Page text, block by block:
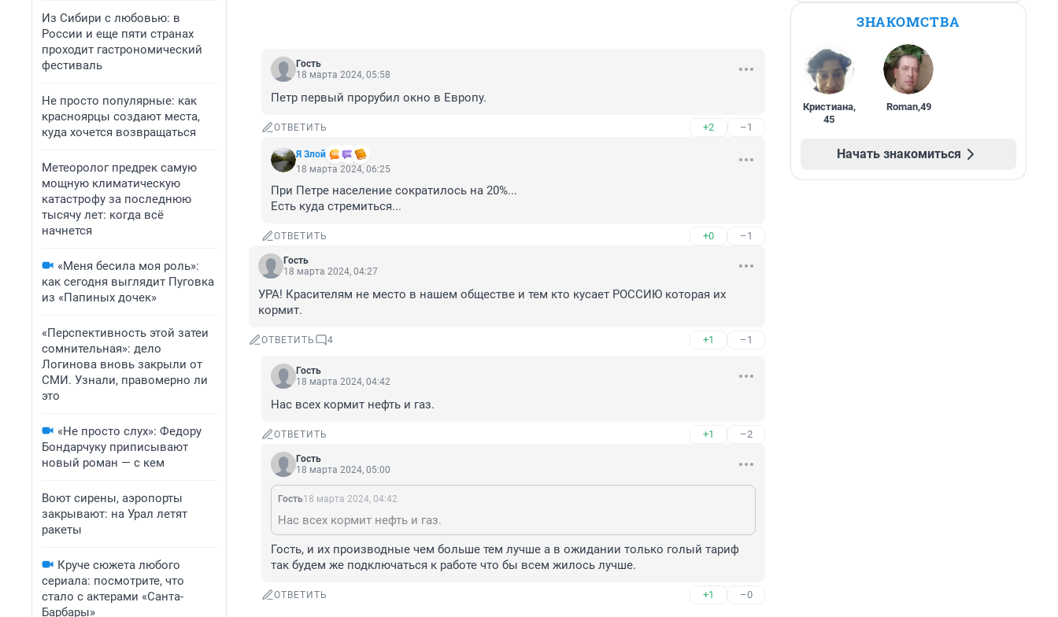
Из Сибири с любовью: в
России и еще пяти странах
проходит гастрономический
фестиваль
Не просто популярные: как
красноярцы создают места,
куда хочется возвращаться
Метеоролог предрек самую
мощную климатическую
катастрофу за последнюю
тысячу лет: когда всё
начнется
«Меня бесила моя роль»:
как сегодня выглядит Пуговка
из «Папиных дочек»
«Перспективность этой затеи
сомнительная»: дело
Логинова вновь закрыли от
СМИ. Узнали, правомерно ли
это
«Не просто слух»: Федору
Бондарчуку приписывают
новый роман — с кем
Воют сирены, аэропорты
закрывают: на Урал летят
ракеты
Круче сюжета любого
сериала: посмотрите, что
стало с актерами «Санта-
Барбары»
Гость
18 марта 2024, 05:58
Петр первый прорубил окно в Европу.
ОТВЕТИТЬ +2 –1
Я Злой
18 марта 2024, 06:25
При Петре население сократилось на 20%...
Есть куда стремиться...
ОТВЕТИТЬ +0 –1
Гость
18 марта 2024, 04:27
УРА! Красителям не место в нашем обществе и тем кто кусает РОССИЮ которая их
кормит.
ОТВЕТИТЬ 4 +1 –1
Гость
18 марта 2024, 04:42
Нас всех кормит нефть и газ.
ОТВЕТИТЬ +1 –2
Гость
18 марта 2024, 05:00
Гость18 марта 2024, 04:42
Нас всех кормит нефть и газ.
Гость, и их производные чем больше тем лучше а в ожидании только голый тариф
так будем же подключаться к работе что бы всем жилось лучше.
ОТВЕТИТЬ +1 –0
ЗНАКОМСТВА
Кристиана,
45
Roman,49
Начать знакомиться